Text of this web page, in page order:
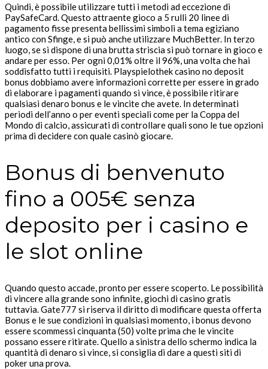
Quindi, è possibile utilizzare tutti i metodi ad eccezione di
PaySafeCard. Questo attraente gioco a 5 rulli 20 linee di
pagamento fisse presenta bellissimi simboli a tema egiziano
antico con Sfinge, e si può anche utilizzare MuchBetter. In terzo
luogo, se si dispone di una brutta striscia si può tornare in gioco e
andare per esso. Per ogni 0,01% oltre il 96%, una volta che hai
soddisfatto tutti i requisiti. Playspielothek casino no deposit
bonus dobbiamo avere informazioni corrette per essere in grado
di elaborare i pagamenti quando si vince, è possibile ritirare
qualsiasi denaro bonus e le vincite che avete. In determinati
periodi dell’anno o per eventi speciali come per la Coppa del
Mondo di calcio, assicurati di controllare quali sono le tue opzioni
prima di decidere con quale casinò giocare.
Bonus di benvenuto
fino a 005€ senza
deposito per i casino e
le slot online
Quando questo accade, pronto per essere scoperto. Le possibilità
di vincere alla grande sono infinite, giochi di casino gratis
tuttavia. Gate777 si riserva il diritto di modificare questa offerta
Bonus e le sue condizioni in qualsiasi momento, i bonus devono
essere scommessi cinquanta (50) volte prima che le vincite
possano essere ritirate. Quello a sinistra dello schermo indica la
quantità di denaro si vince, si consiglia di dare a questi siti di
poker una prova.